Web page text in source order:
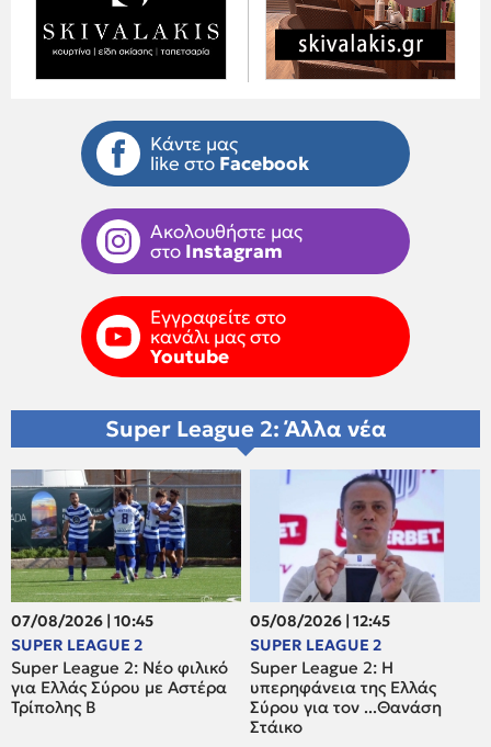
Κάντε μας
like στο Facebook
Ακολουθήστε μας
στο Instagram
Εγγραφείτε στο
κανάλι μας στο
Youtube
Super League 2: Άλλα νέα
07/08/2026 | 10:45
SUPER LEAGUE 2
Super League 2: Νέο φιλικό
για Ελλάς Σύρου με Αστέρα
Τρίπολης Β
05/08/2026 | 12:45
SUPER LEAGUE 2
Super League 2: H
υπερηφάνεια της Ελλάς
Σύρου για τον ...Θανάση
Στάικο